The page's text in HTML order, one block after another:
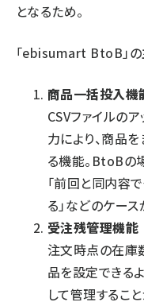
となるため。
「ebisumart BtoB」の
商品一括投入機
CSVファイルの
力により、商品
る機能。BtoBの
「前回と同内容
る」などのケー
受注残管理機能
注文時点の在庫
品を設定できる
して管理するこ